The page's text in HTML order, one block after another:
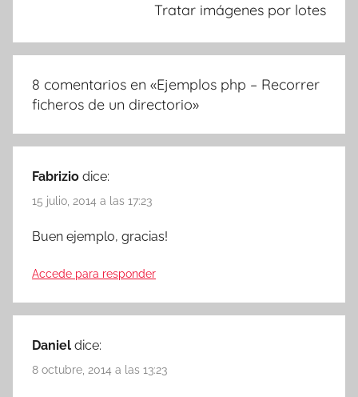
Tratar imágenes por lotes
8 comentarios en «Ejemplos php – Recorrer
ficheros de un directorio»
Fabrizio dice:
15 julio, 2014 a las 17:23
Buen ejemplo, gracias!
Accede para responder
Daniel dice:
8 octubre, 2014 a las 13:23